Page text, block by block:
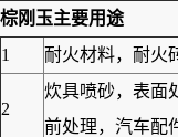
棕刚玉主要用途
1
耐火材料，耐火
2
炊具喷砂，表面
前处理，汽车配